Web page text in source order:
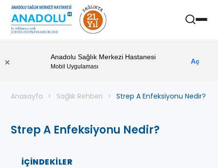
Anadolu Sağlık Merkezi Hastanesi
Mobil Uygulaması
Aç
Anasayfa Sağlık Rehberi Strep A Enfeksiyonu Nedir?
Strep A Enfeksiyonu Nedir?
İÇINDEKILER